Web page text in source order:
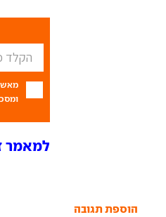
למאמר זה
הוספת תגובה